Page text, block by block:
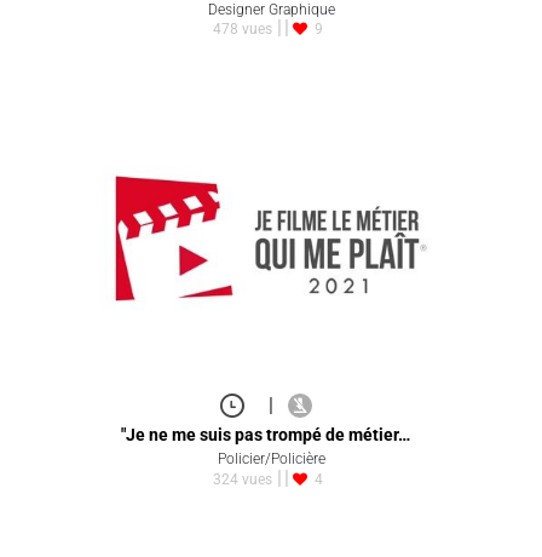
Designer Graphique
478 vues
9
|
"Je ne me suis pas trompé de métier…
Policier/Policière
324 vues
4